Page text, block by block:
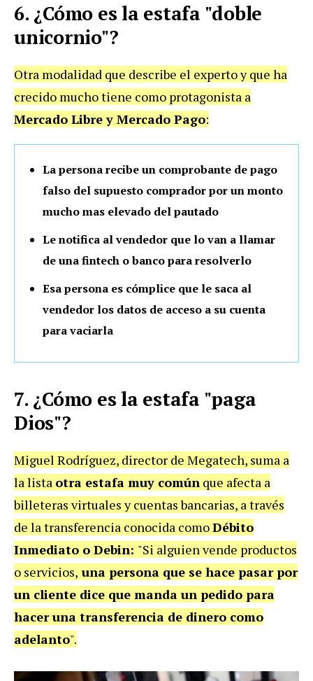
6. ¿Cómo es la estafa "doble
unicornio"?
Otra modalidad que describe el experto y que ha
crecido mucho tiene como protagonista a
Mercado Libre y Mercado Pago:
La persona recibe un comprobante de pago
falso del supuesto comprador por un monto
mucho mas elevado del pautado
Le notifica al vendedor que lo van a llamar
de una fintech o banco para resolverlo
Esa persona es cómplice que le saca al
vendedor los datos de acceso a su cuenta
para vaciarla
7. ¿Cómo es la estafa "paga
Dios"?
Miguel Rodríguez, director de Megatech, suma a
la lista otra estafa muy común que afecta a
billeteras virtuales y cuentas bancarias, a través
de la transferencia conocida comoDébito
Inmediato o Debin: "Si alguien vende productos
o servicios, una persona que se hace pasar por
un cliente dice que manda un pedido para
hacer una transferencia de dinero como
adelanto".